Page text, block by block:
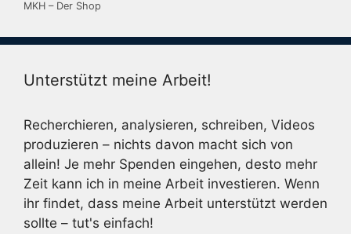
MKH – Der Shop
Unterstützt meine Arbeit!
Recherchieren, analysieren, schreiben, Videos
produzieren – nichts davon macht sich von
allein! Je mehr Spenden eingehen, desto mehr
Zeit kann ich in meine Arbeit investieren. Wenn
ihr findet, dass meine Arbeit unterstützt werden
sollte – tut's einfach!